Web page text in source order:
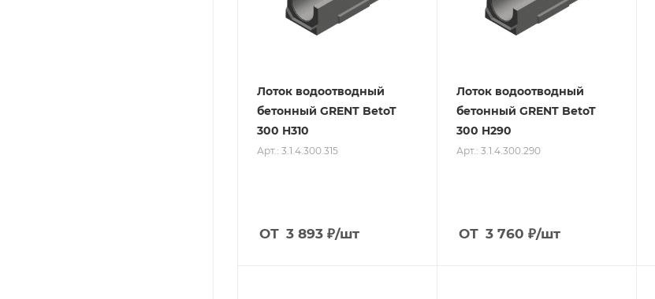
Лоток водоотводный
бетонный GRENT BetoT
300 H310
Арт.: 3.1.4.300.315
ОТ 3 893 ₽/шт
Лоток водоотводный
бетонный GRENT BetoT
300 H290
Арт.: 3.1.4.300.290
ОТ 3 760 ₽/шт